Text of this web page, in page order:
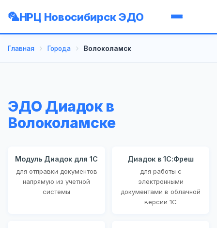
НРЦ Новосибирск ЭДО
Главная Города Волоколамск
ЭДО Диадок в
Волоколамске
Модуль Диадок для 1С
для отправки документов
напрямую из учетной
системы
Диадок в 1С:Фреш
для работы с
электронными
документами в облачной
версии 1С